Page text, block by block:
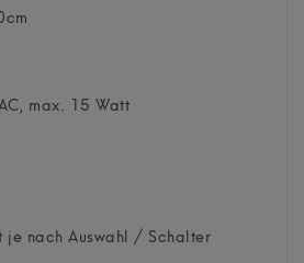
max. 15 Watt
je nach Auswahl / Schalter